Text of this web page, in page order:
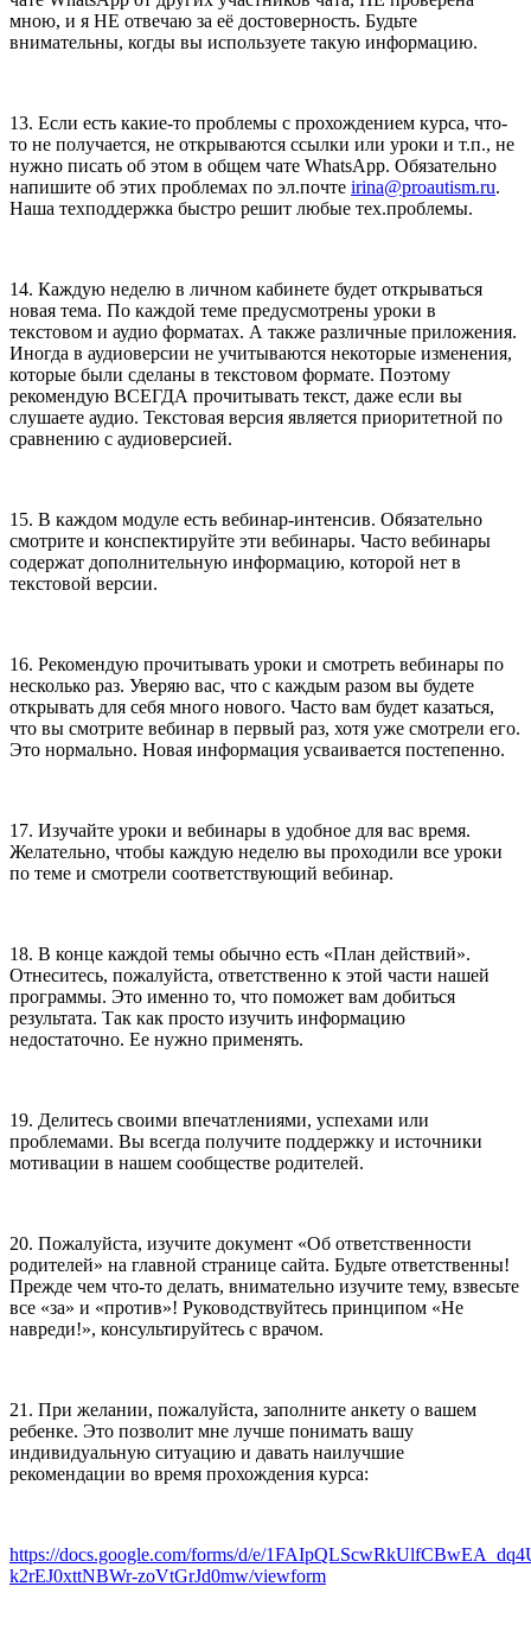
мною, и я НЕ отвечаю за её достоверность. Будьте
внимательны, когды вы используете такую информацию.
13. Если есть какие-то проблемы с прохождением курса, что-
то не получается, не открываются ссылки или уроки и т.п., не
нужно писать об этом в общем чате WhatsApp. Обязательно
напишите об этих проблемах по эл.почте irina@proautism.ru.
Наша техподдержка быстро решит любые тех.проблемы.
14. Каждую неделю в личном кабинете будет открываться
новая тема. По каждой теме предусмотрены уроки в
текстовом и аудио форматах. А также различные приложения.
Иногда в аудиоверсии не учитываются некоторые изменения,
которые были сделаны в текстовом формате. Поэтому
рекомендую ВСЕГДА прочитывать текст, даже если вы
слушаете аудио. Текстовая версия является приоритетной по
сравнению с аудиоверсией.
15. В каждом модуле есть вебинар-интенсив. Обязательно
смотрите и конспектируйте эти вебинары. Часто вебинары
содержат дополнительную информацию, которой нет в
текстовой версии.
16. Рекомендую прочитывать уроки и смотреть вебинары по
несколько раз. Уверяю вас, что с каждым разом вы будете
открывать для себя много нового. Часто вам будет казаться,
что вы смотрите вебинар в первый раз, хотя уже смотрели его.
Это нормально. Новая информация усваивается постепенно.
17. Изучайте уроки и вебинары в удобное для вас время.
Желательно, чтобы каждую неделю вы проходили все уроки
по теме и смотрели соответствующий вебинар.
18. В конце каждой темы обычно есть «План действий».
Отнеситесь, пожалуйста, ответственно к этой части нашей
программы. Это именно то, что поможет вам добиться
результата. Так как просто изучить информацию
недостаточно. Ее нужно применять.
19. Делитесь своими впечатлениями, успехами или
проблемами. Вы всегда получите поддержку и источники
мотивации в нашем сообществе родителей.
20. Пожалуйста, изучите документ «Об ответственности
родителей» на главной странице сайта. Будьте ответственны!
Прежде чем что-то делать, внимательно изучите тему, взвесьте
все «за» и «против»! Руководствуйтесь принципом «Не
навреди!», консультируйтесь с врачом.
21. При желании, пожалуйста, заполните анкету о вашем
ребенке. Это позволит мне лучше понимать вашу
индивидуальную ситуацию и давать наилучшие
рекомендации во время прохождения курса:
https://docs.google.com/forms/d/e/
k2rEJ0xttNBWr-zoVtGrJd0mw/viewform